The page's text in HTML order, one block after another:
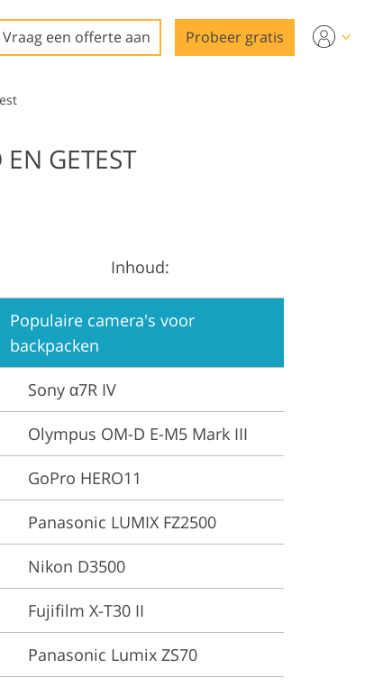
Vraag een offerte aan Probeer gratis
GETEST
Inhoud:
Populaire camera's voor
backpacken
Sony α7R IV
Olympus OM-D E-M5 Mark III
GoPro HERO11
Panasonic LUMIX FZ2500
Nikon D3500
Fujifilm X-T30 II
Panasonic Lumix ZS70